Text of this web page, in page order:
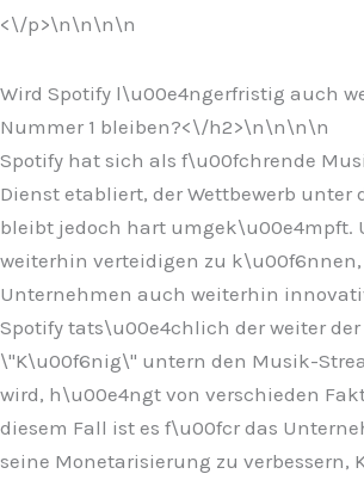
<\/p>\n\n\n\n
Wird Spotify l\u00e4ngerfristig auch
Nummer 1 bleiben?<\/h2>\n\n\n\n
Spotify hat sich als f\u00fchrende
Dienst etabliert, der Wettbewerb unter
bleibt jedoch hart umgek\u00e4mpft.
weiterhin verteidigen zu k\u00f6nnen,
Unternehmen auch weiterhin
Spotify tats\u00e4chlich der weiter
\"K\u00f6nig\" untern den Musik-
wird, h\u00e4ngt von verschieden
diesem Fall ist es f\u00fcr das
seine Monetarisierung zu verbessern,